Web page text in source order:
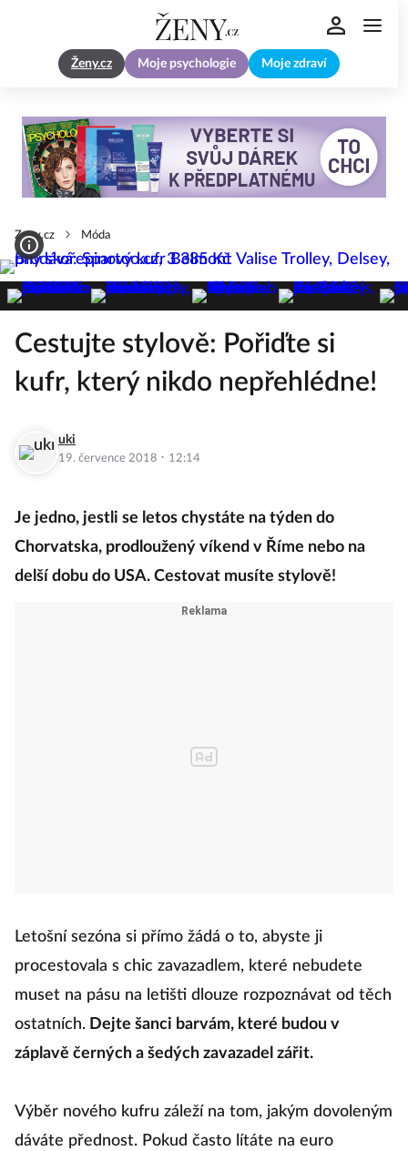
Ženy.cz Moje psychologie Moje zdraví
Zeny.cz Móda
Cestujte stylově: Pořiďte si
kufr, který nikdo nepřehlédne!
uki
19. července 2018 · 12:14
Je jedno, jestli se letos chystáte na týden do
Chorvatska, prodloužený víkend v Říme nebo na
delší dobu do USA. Cestovat musíte stylově!
Letošní sezóna si přímo žádá o to, abyste ji
procestovala s chic zavazadlem, které nebudete
muset na pásu na letišti dlouze rozpoznávat od těch
ostatních. Dejte šanci barvám, které budou v
záplavě černých a šedých zavazadel zářit.
Výběr nového kufru záleží na tom, jakým dovoleným
dáváte přednost. Pokud často lítáte na euro